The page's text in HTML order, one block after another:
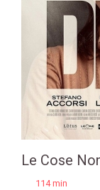
Le Cose
114 min